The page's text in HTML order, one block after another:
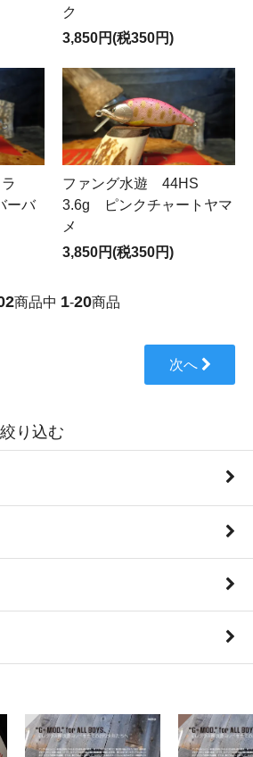
ク
3,850円(税350円)
ラ
ーバ
ファング水遊 44HS
3.6g ピンクチャートヤマ
メ
3,850円(税350円)
商品中 1-20商品
次へ
り込む